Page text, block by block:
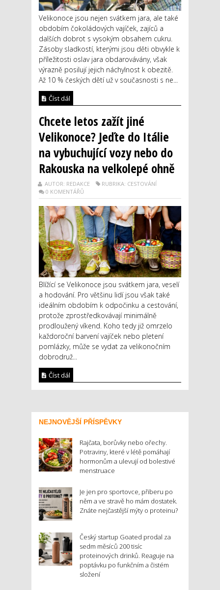
Velikonoce jsou nejen svátkem jara, ale také
obdobím čokoládových vajíček, zajíců a
dalších dobrot s vysokým obsahem cukru.
Zásoby sladkostí, kterými jsou děti obvykle k
příležitosti oslav jara obdarovávány, však
výrazně posilují jejich náchylnost k obezitě.
Až 10 % českých dětí už v současnosti s ne...
Číst dál
Chcete letos zažít jiné
Velikonoce? Jeďte do Itálie
na vybuchující vozy nebo do
Rakouska na velkolepé ohně
AUTOR: REDAKCE
RUBRIKA: CESTOVÁNÍ
0 KOMENTÁŘŮ
Blížící se Velikonoce jsou svátkem jara, veselí
a hodování. Pro většinu lidí jsou však také
ideálním obdobím k odpočinku a cestování,
protože zprostředkovávají minimálně
prodloužený víkend. Koho tedy již omrzelo
každoroční barvení vajíček nebo pletení
pomlázky, může se vydat za velikonočním
dobrodruž...
Číst dál
NEJNOVĚJŠÍ PŘÍSPĚVKY
Rajčata, borůvky nebo ořechy.
Potraviny, které v létě pomáhají
hormonům a ulevují od bolestivé
menstruace
Je jen pro sportovce, přiberu po
něm a ve stravě ho mám dostatek.
Znáte nejčastější mýty o proteinu?
Český startup Goated prodal za
sedm měsíců 200 tisíc
proteinových drinků. Reaguje na
poptávku po funkčním a čistém
složení